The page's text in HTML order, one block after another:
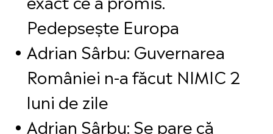
Pedepsește Europa
Adrian Sârbu: Guvernarea
României n-a făcut NIMIC 2
luni de zile
Adrian Sârbu: Se pare că